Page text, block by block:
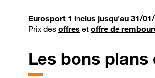
Eurosport 1 inclus jusqu'au 31/
Prix des offres et offre de
Les bons